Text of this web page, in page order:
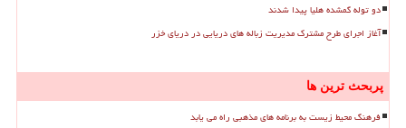
دو توله گمشده هلیا پیدا شدند
آغاز اجرای طرح مشترک مدیریت زباله های دریایی در دریای خزر
پربحث ترین ها
فرهنگ محیط زیست به برنامه های مذهبی راه می یابد